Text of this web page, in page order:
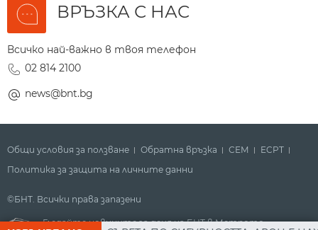
ВРЪЗКА С НАС
Всичко най-важно в твоя телефон
02 814 2100
news@bnt.bg
Общи условия за ползване Обратна връзка СЕМ
ECPT
Политика за защита на личните данни
©БНТ. Всички права запазени
Гледайте новините за деня на БНТ в Метрото